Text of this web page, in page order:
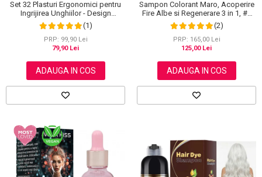
Set 32 Plasturi Ergonomici pentru
Ingrijirea Unghiilor - Design
Adaptabil si Protectie Intensa
Nocturna
(1)
PRP: 99,90 Lei
79,90 Lei
ADAUGA IN COS
Sampon Colorant Maro, Acoperire
Fire Albe si Regenerare 3 in 1, #2
Brown, 500 ml
(2)
PRP: 165,00 Lei
125,00 Lei
ADAUGA IN COS